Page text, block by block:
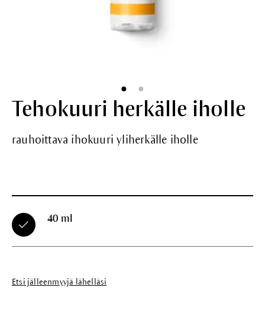
Tehokuuri herkälle iholle
rauhoittava ihokuuri yliherkälle iholle
40 ml
Etsi jälleenmyyjä lähelläsi